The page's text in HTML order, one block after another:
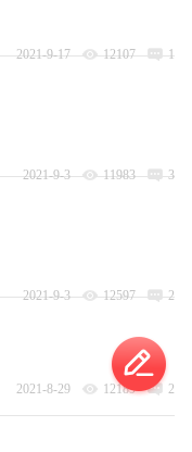
2021-9-17 12107 1
2021-9-3 11983 3
2021-9-3 12597 2
2021-8-29 12189 2